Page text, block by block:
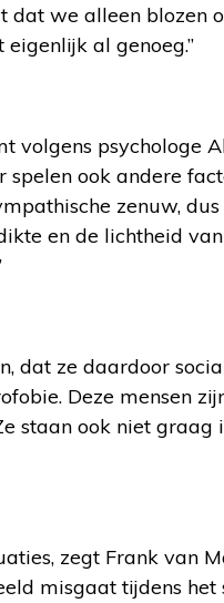
dat we alleen blozen
al genoeg.”
volgens psychologe
spelen ook andere
zenuw,
en de lichtheid
dat ze daardoor
Deze mensen
staan ook niet graag
zegt Frank van
misgaat tijdens